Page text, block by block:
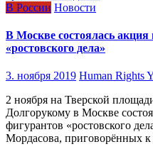
В России Новости
В Москве состоялась
«ростовского дела»
3. ноября 2019 Human Rights
2 ноября на Тверской
Долгорукому в Москве
фигурантов «ростовского
Мордасова, приговорённых к